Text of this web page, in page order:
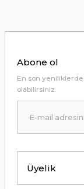
Hiç sıkıntı çekmedim,
B... A... | 24/12/2024
tavsiye ederim. Gayet
Üyelik
Abone ol
En son
olabilirsiniz.